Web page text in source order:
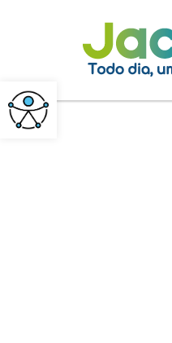
Pular para o conteúdo